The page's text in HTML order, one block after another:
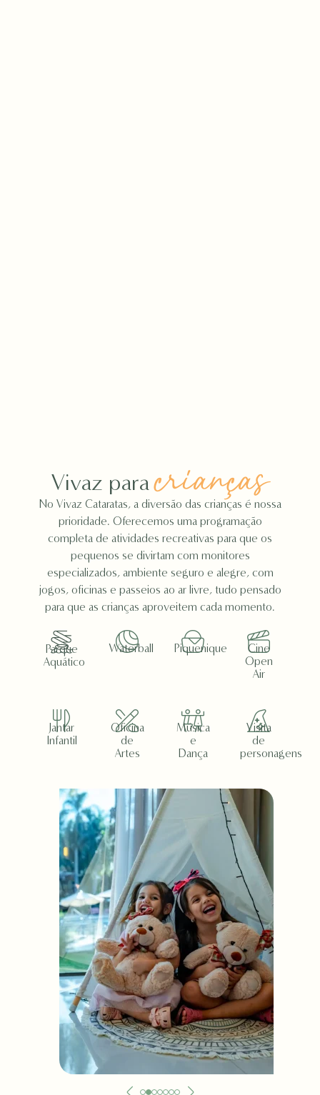
Vivaz paracrianças
No Vivaz Cataratas, a diversão das crianças é nossa
prioridade. Oferecemos uma programação
completa de atividades recreativas para que os
pequenos se divirtam com monitores
especializados, ambiente seguro e alegre, com
jogos, oficinas e passeios ao ar livre, tudo pensado
para que as crianças aproveitem cada momento.
Parque
Aquático
Waterball Piquenique
Cine
Open
Air
Jantar
Infantil
Oficina
de
Artes
Música
e
Dança
Visita
de
personagens